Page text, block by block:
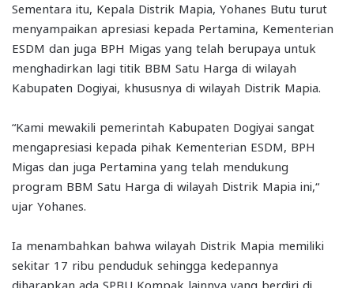
Sementara itu, Kepala Distrik Mapia, Yohanes Butu turut
menyampaikan apresiasi kepada Pertamina, Kementerian
ESDM dan juga BPH Migas yang telah berupaya untuk
menghadirkan lagi titik BBM Satu Harga di wilayah
Kabupaten Dogiyai, khususnya di wilayah Distrik Mapia.
“Kami mewakili pemerintah Kabupaten Dogiyai sangat
mengapresiasi kepada pihak Kementerian ESDM, BPH
Migas dan juga Pertamina yang telah mendukung
program BBM Satu Harga di wilayah Distrik Mapia ini,“
ujar Yohanes.
Ia menambahkan bahwa wilayah Distrik Mapia memiliki
sekitar 17 ribu penduduk sehingga kedepannya
diharapkan ada SPBU Kompak lainnya yang berdiri di